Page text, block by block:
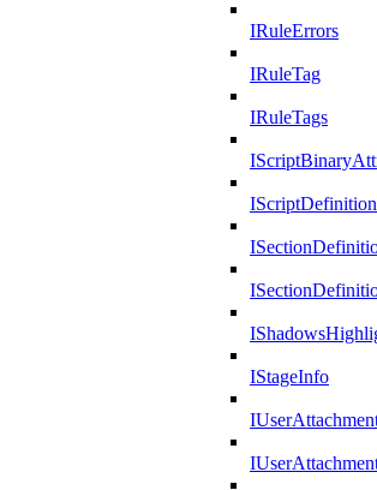
IRuleErrors
IRuleTag
IRuleTags
IStageInfo